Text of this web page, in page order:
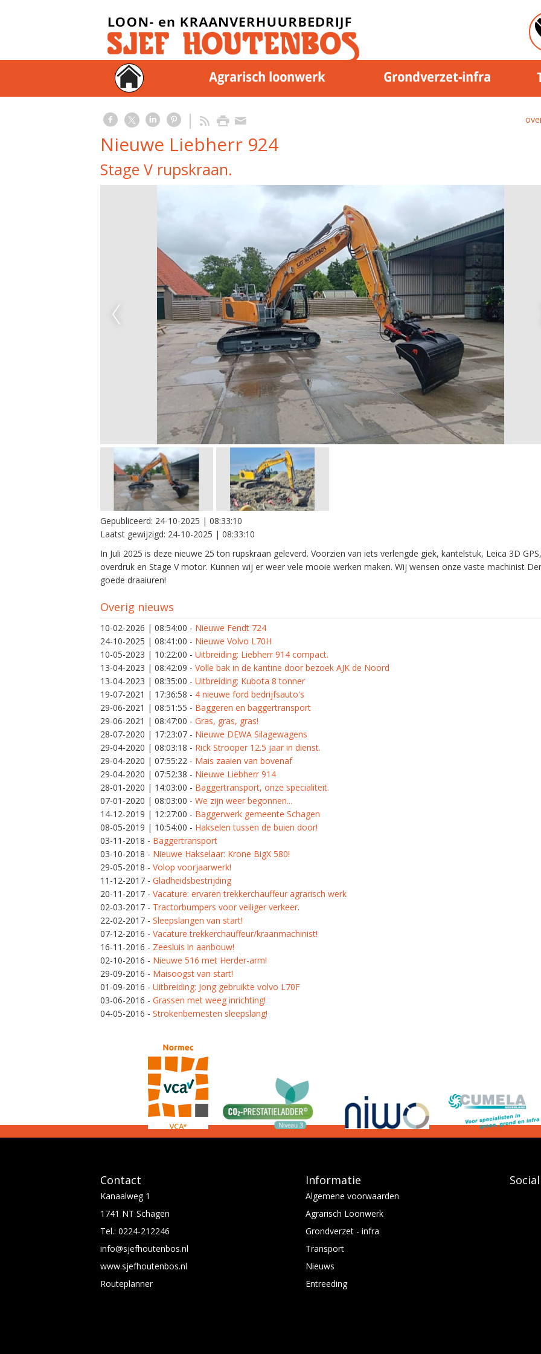
Nieuwe Liebherr 924
Stage V rupskraan.
Gepubliceerd: 24-10-2025 | 08:33:10
Laatst gewijzigd: 24-10-2025 | 08:33:10
In Juli 2025 is deze nieuwe 25 ton rupskraan geleverd. Voorzien van iets verlengde giek, kantelstuk, Leica 3D GPS,
overdruk en Stage V motor. Kunnen wij er weer vele mooie werken maken. Wij wensen onze vaste machinist
goede draaiuren!
Overig nieuws
10-02-2026 | 08:54:00 - Nieuwe Fendt 724
24-10-2025 | 08:41:00 - Nieuwe Volvo L70H
10-05-2023 | 10:22:00 - Uitbreiding: Liebherr 914 compact.
13-04-2023 | 08:42:09 - Volle bak in de kantine door bezoek AJK de Noord
13-04-2023 | 08:35:00 - Uitbreiding: Kubota 8 tonner
19-07-2021 | 17:36:58 - 4 nieuwe ford bedrijfsauto's
29-06-2021 | 08:51:55 - Baggeren en baggertransport
29-06-2021 | 08:47:00 - Gras, gras, gras!
28-07-2020 | 17:23:07- Nieuwe DEWA Silagewagens
29-04-2020 | 08:03:18 - Rick Strooper 12.5 jaar in dienst.
29-04-2020 | 07:55:22- Mais zaaien van bovenaf
29-04-2020 | 07:52:38 - Nieuwe Liebherr 914
28-01-2020 | 14:03:00 - Baggertransport, onze specialiteit.
07-01-2020 | 08:03:00 - We zijn weer begonnen...
14-12-2019 | 12:27:00 - Baggerwerk gemeente Schagen
08-05-2019 | 10:54:00 - Hakselen tussen de buien door!
03-11-2018 - Baggertransport
03-10-2018 - Nieuwe Hakselaar: Krone BigX 580!
29-05-2018 - Volop voorjaarwerk!
11-12-2017- Gladheidsbestrijding
20-11-2017- Vacature: ervaren trekkerchauffeur agrarisch werk
02-03-2017- Tractorbumpers voor veiliger verkeer.
22-02-2017- Sleepslangen van start!
07-12-2016 - Vacature trekkerchauffeur/kraanmachinist!
16-11-2016 - Zeesluis in aanbouw!
02-10-2016 - Nieuwe 516 met Herder-arm!
29-09-2016 - Maisoogst van start!
01-09-2016 - Uitbreiding: Jong gebruikte volvo L70F
03-06-2016 - Grassen met weeg inrichting!
04-05-2016 - Strokenbemesten sleepslang!
Contact
Kanaalweg 1
1741 NT Schagen
Tel.: 0224-212246
info@sjefhoutenbos.nl
www.sjefhoutenbos.nl
Routeplanner
Informatie
Algemene voorwaarden
Agrarisch Loonwerk
Grondverzet - infra
Transport
Nieuws
Entreeding